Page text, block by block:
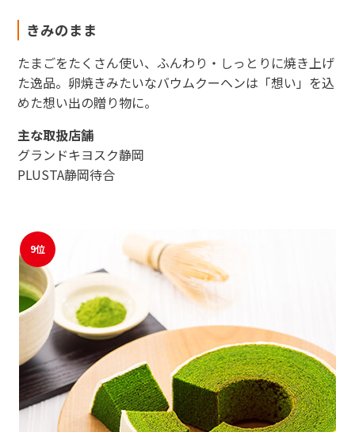
きみのまま
たまごをたくさん使い、ふんわり・しっとりに焼き上げ
た逸品。卵焼きみたいなバウムクーヘンは「想い」を込
めた想い出の贈り物に。
主な取扱店舗
グランドキヨスク静岡
PLUSTA静岡待合
9位